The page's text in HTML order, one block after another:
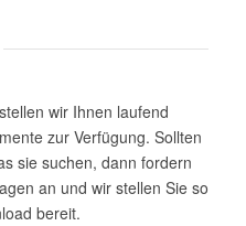
wir Ihnen laufend
zur Verfügung. Sollten
sie suchen, dann fordern
an und wir stellen Sie so
bereit.